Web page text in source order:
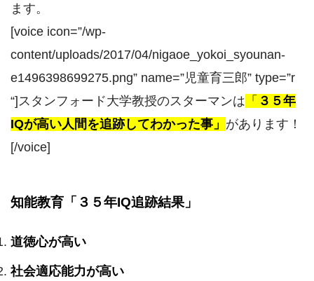
ます。
[voice icon=”/wp-
content/uploads/2017/04/nigaoe_yokoi_syounan-
e1496398699275.png” name=”児童育三郎” type=”r
“]スタンフォード大学教授のスターマンは 「 ３５年
IQが高い人間を追跡してわかった事」 があります！
[/voice]
知能教育「３５年IQ追跡結果」
道徳心が高い
社会適応能力が高い